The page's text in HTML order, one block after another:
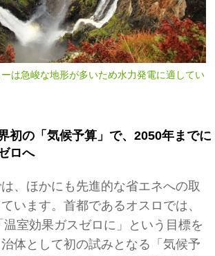
は急峻な地形が多いため水力発電に適してい
初の「気候予算」で、2050年までに
ロへ
、ほかにも先進的な省エネへの取
います。首都であるオスロでは、
室効果ガスゼロに」という目標を
体として初の試みとなる「気候予